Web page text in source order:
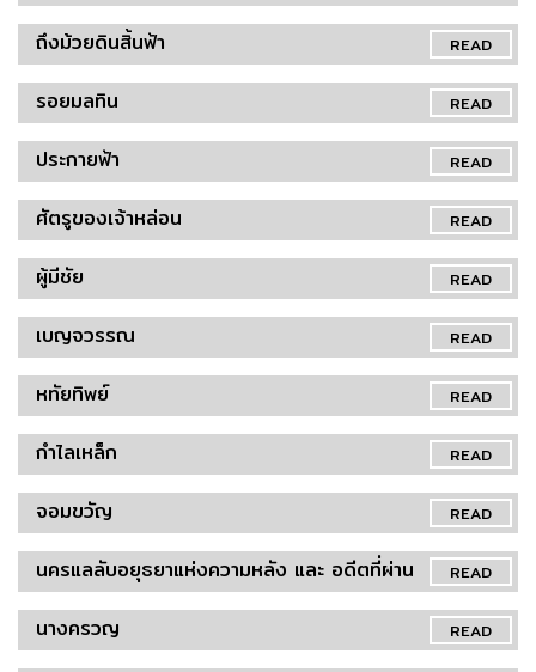
READ
ถึงม้วยดินสิ้นฟ้า
READ
รอยมลทิน
READ
ประกายฟ้า
READ
ศัตรูของเจ้าหล่อน
READ
ผู้มีชัย
READ
เบญจวรรณ
READ
หทัยทิพย์
READ
กำไลเหล็ก
READ
จอมขวัญ
READ
นครแลลับอยุธยาแห่งความหลัง และ อดีตที่ผ่าน
READ
นางครวญ